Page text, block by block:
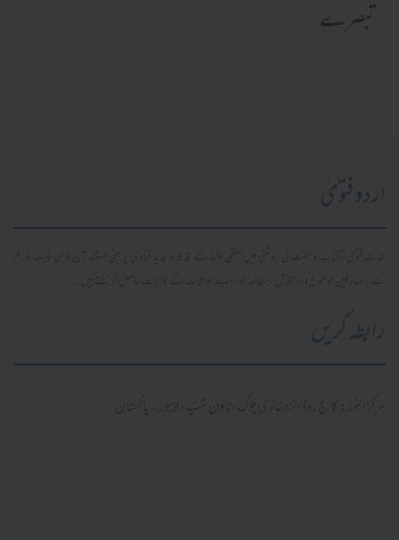
تبصرے